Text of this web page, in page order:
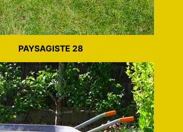
PAYSAGISTE 28